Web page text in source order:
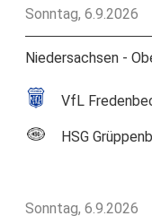
Sonntag, 6.9.2026
Niedersachsen -
VfL
HSG
Sonntag, 6.9.2026